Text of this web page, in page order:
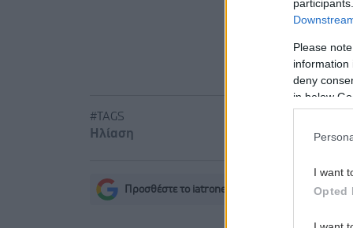
Please
information
deny
in below
I want
Opted
#TAGS
Ηλίαση
Προσθέστε το iatronet.gr στο Discover